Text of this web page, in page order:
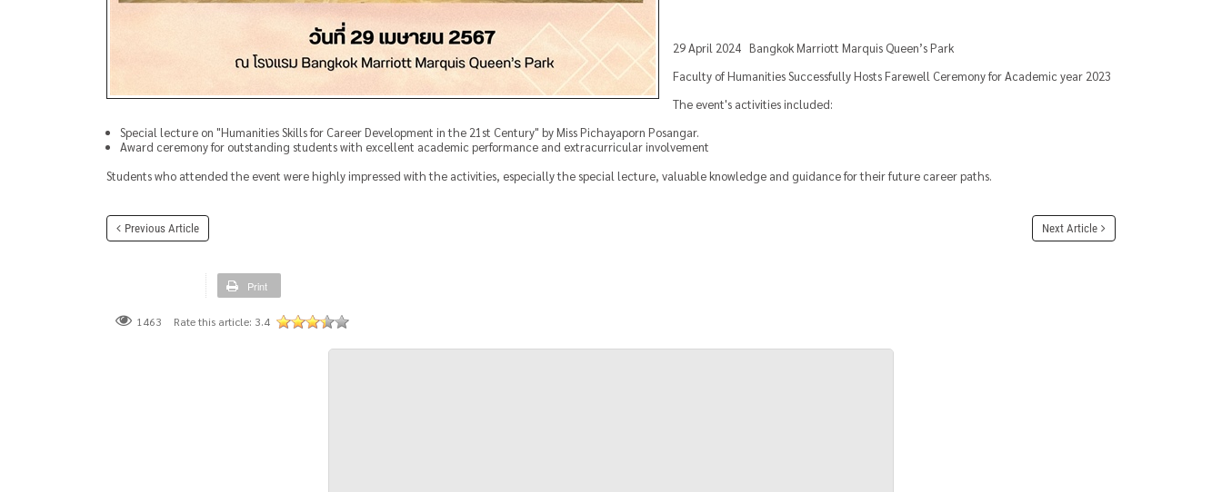
29 April 2024 Bangkok Marriott Marquis Queen’s Park
Faculty of Humanities Successfully Hosts Farewell Ceremony for Academic year 2023
The event's activities included:
Special lecture on "Humanities Skills for Career Development in the 21st Century" by MissPichayaporn Posangar.
Award ceremony for outstanding students with excellent academic performance and extracurricular involvement
Students who attended the event were highly impressed with the activities, especially the special lecture, valuable knowledge and guidance for their future career paths.
Previous Article Next Article
Print
1463 Rate this article: 3.4